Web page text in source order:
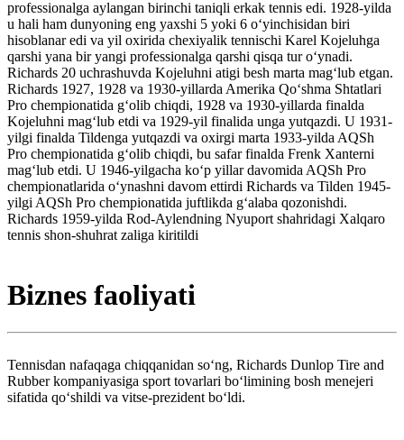
professionalga aylangan birinchi taniqli erkak tennis edi. 1928-yilda
u hali ham dunyoning eng yaxshi 5 yoki 6 oʻyinchisidan biri
hisoblanar edi va yil oxirida chexiyalik tennischi Karel Kojeluhga
qarshi yana bir yangi professionalga qarshi qisqa tur oʻynadi.
Richards 20 uchrashuvda Kojeluhni atigi besh marta magʻlub etgan.
Richards 1927, 1928 va 1930-yillarda Amerika Qoʻshma Shtatlari
Pro chempionatida gʻolib chiqdi, 1928 va 1930-yillarda finalda
Kojeluhni magʻlub etdi va 1929-yil finalida unga yutqazdi. U 1931-
yilgi finalda Tildenga yutqazdi va oxirgi marta 1933-yilda AQSh
Pro chempionatida gʻolib chiqdi, bu safar finalda Frenk Xanterni
magʻlub etdi. U 1946-yilgacha koʻp yillar davomida AQSh Pro
chempionatlarida oʻynashni davom ettirdi Richards va Tilden 1945-
yilgi AQSh Pro chempionatida juftlikda gʻalaba qozonishdi.
Richards 1959-yilda Rod-Aylendning Nyuport shahridagi Xalqaro
tennis shon-shuhrat zaliga kiritildi
Biznes faoliyati
Tennisdan nafaqaga chiqqanidan soʻng, Richards Dunlop Tire and
Rubber kompaniyasiga sport tovarlari boʻlimining bosh menejeri
sifatida qoʻshildi va vitse-prezident boʻldi.